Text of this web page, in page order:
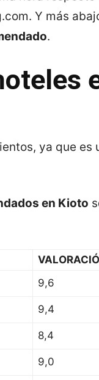
Y más
.
ya que es
en Kioto
9,6
9,4
8,4
9,0